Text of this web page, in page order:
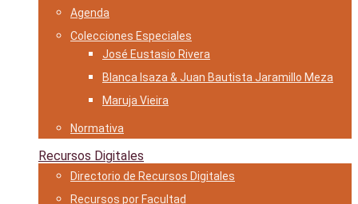
Agenda
Colecciones Especiales
José Eustasio Rivera
Blanca Isaza & Juan Bautista Jaramillo Meza
Maruja Vieira
Normativa
Recursos Digitales
Directorio de Recursos Digitales
Recursos por Facultad